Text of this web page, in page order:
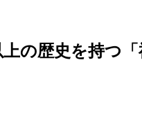
の歴史を持つ